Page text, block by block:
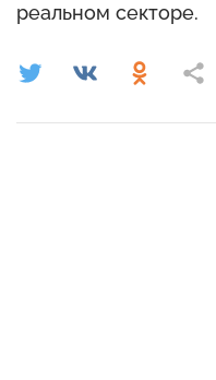
реальном секторе.